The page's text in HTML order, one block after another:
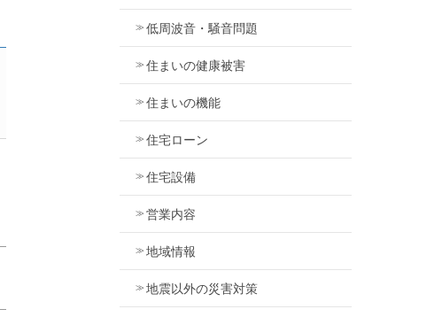
低周波音・騒音問題
住まいの健康被害
住まいの機能
住宅ローン
住宅設備
営業内容
地域情報
地震以外の災害対策